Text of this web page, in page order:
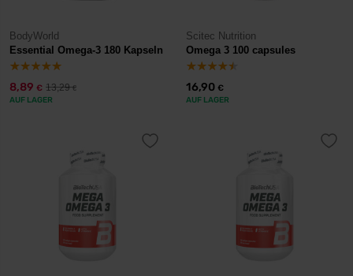
BodyWorld
Essential Omega-3 180 Kapseln
8,89 € 13,29€
AUF LAGER
Scitec Nutrition
Omega 3 100 capsules
16,90 €
AUF LAGER